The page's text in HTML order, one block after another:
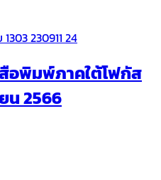
อพิมพ์ภาคใต้โฟกัส
น 2566